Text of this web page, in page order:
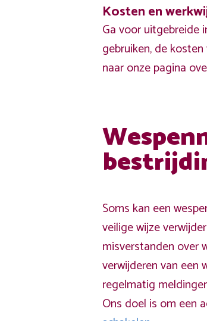
Kosten en
Ga voor uitgebreide
gebruiken, de
naar onze pagina
Soms kan een
veilige wijze
misverstanden over
verwijderen van een
regelmatig
Ons doel is om een